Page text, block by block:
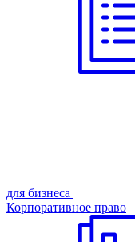
для бизнеса
Корпоративное право